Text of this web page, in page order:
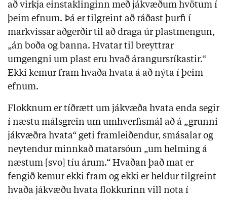
að virkja einstaklinginn með jákvæðum hvötum í
þeim efnum. Þá er tilgreint að ráðast þurfi í
markvissar aðgerðir til að draga úr plastmengun,
„án boða og banna. Hvatar til breyttrar
umgengni um plast eru hvað árangursríkastir.“
Ekki kemur fram hvaða hvata á að nýta í þeim
efnum.
Flokknum er tíðrætt um jákvæða hvata enda segir
í næstu málsgrein um umhverfismál að á „grunni
jákvæðra hvata“ geti framleiðendur, smásalar og
neytendur minnkað matarsóun „um helming á
næstum [svo] tíu árum.“ Hvaðan það mat er
fengið kemur ekki fram og ekki er heldur tilgreint
hvaða jákvæðu hvata flokkurinn vill nota í